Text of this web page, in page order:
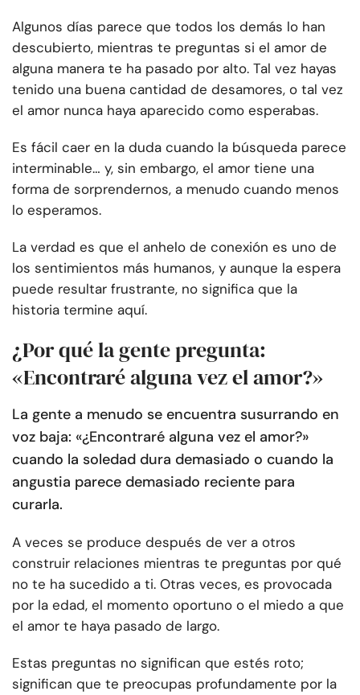
Algunos días parece que todos los demás lo han
descubierto, mientras te preguntas si el amor de
alguna manera te ha pasado por alto. Tal vez hayas
tenido una buena cantidad de desamores, o tal vez
el amor nunca haya aparecido como esperabas.
Es fácil caer en la duda cuando la búsqueda parece
interminable… y, sin embargo, el amor tiene una
forma de sorprendernos, a menudo cuando menos
lo esperamos.
La verdad es que el anhelo de conexión es uno de
los sentimientos más humanos, y aunque la espera
puede resultar frustrante, no significa que la
historia termine aquí.
¿Por qué la gente pregunta:
«Encontraré alguna vez el amor?»
La gente a menudo se encuentra susurrando en
voz baja: «¿Encontraré alguna vez el amor?»
cuando la soledad dura demasiado o cuando la
angustia parece demasiado reciente para
curarla.
A veces se produce después de ver a otros
construir relaciones mientras te preguntas por qué
no te ha sucedido a ti. Otras veces, es provocada
por la edad, el momento oportuno o el miedo a que
el amor te haya pasado de largo.
Estas preguntas no significan que estés roto;
significan que te preocupas profundamente por la